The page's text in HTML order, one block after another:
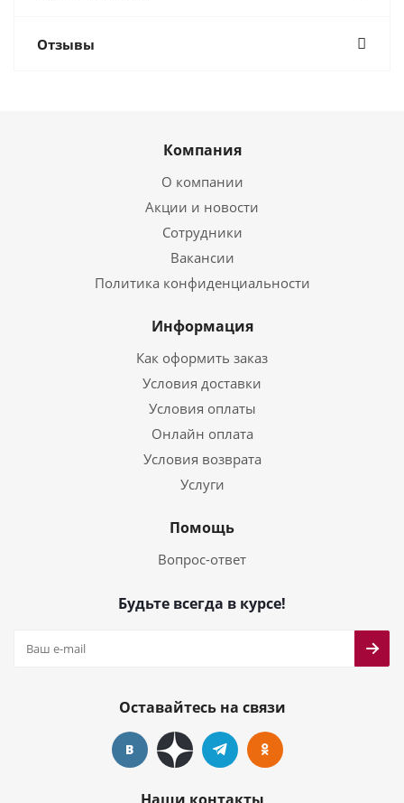
Отзывы
Компания
О компании
Акции и новости
Сотрудники
Вакансии
Политика конфиденциальности
Информация
Как оформить заказ
Условия доставки
Условия оплаты
Онлайн оплата
Условия возврата
Услуги
Помощь
Вопрос-ответ
Будьте всегда в курсе!
Оставайтесь на связи